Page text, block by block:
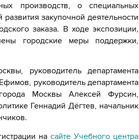
производств, о специальных
закупочной деятельности
заказа. В ходе экспозиции,
городские меры поддержки,
руководитель департамента
руководитель департамента
Москвы Алексей Фурсин,
Геннадий Дёгтев, начальник
на сайте Учебного центра